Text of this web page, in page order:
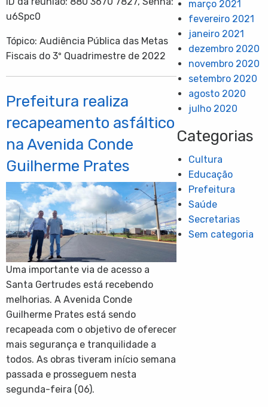
u6Spc0
Tópico: Audiência Pública das Metas
Fiscais do 3º Quadrimestre de 2022
Prefeitura realiza
recapeamento asfáltico
na Avenida Conde
Guilherme Prates
Uma importante via de acesso a
Santa Gertrudes está recebendo
melhorias. A Avenida Conde
Guilherme Prates está sendo
recapeada com o objetivo de oferecer
mais segurança e tranquilidade a
todos. As obras tiveram início semana
passada e prosseguem nesta
segunda-feira (06).
março 2021
fevereiro 2021
janeiro 2021
dezembro 2020
novembro 2020
setembro 2020
agosto 2020
julho 2020
Categorias
Cultura
Educação
Prefeitura
Saúde
Secretarias
Sem categoria